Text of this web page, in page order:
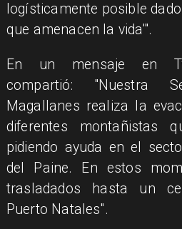
logísticamente posible
que amenacen la vida'".
En un mensaje en
compartió: "Nuestra
Magallanes realiza la
diferentes montañistas
pidiendo ayuda en el
del Paine. En estos
trasladados hasta un
Puerto Natales".